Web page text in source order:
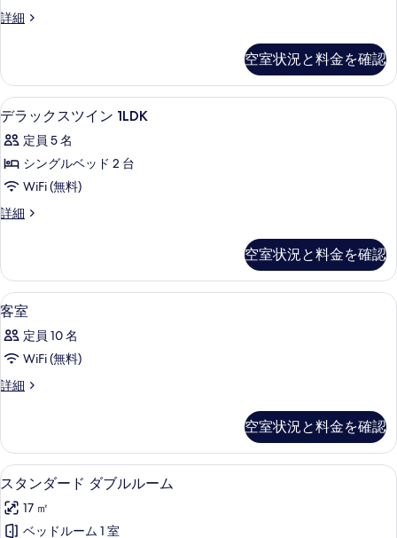
り
条
件
ツ
ン
ル
ー
ム
の
す
べ
写
真
を
表
す
詳細
ハ
ド
ツ
イ
ル
ー
の
詳
細
空室状況と料金を確認
デ
ラ
ッ
ク
ツ
ン
1LDK
の
す
べ
て
真
を
表
示
1
デラックスツイン 1LDK
定員 5 名
シングルベッド 2 台
WiFi (無料)
詳細
デ
ス
ツ
イ
1LDK
の
細
空室状況と料金を確認
客
室
の
べ
の
写
真
を
表
1
客室
定員 10 名
WiFi (無料)
詳細
客
細
空室状況と料金を確認
ス
タ
ン
スタンダード ダブルルーム | デスク
9
スタンダード ダブルルーム
17 ㎡
ベッドルーム 1 室